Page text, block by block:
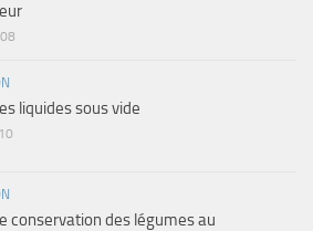
liquides sous vide
conservation des légumes au